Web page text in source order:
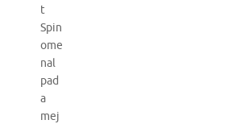
t
Spin
ome
nal
pad
a
mej